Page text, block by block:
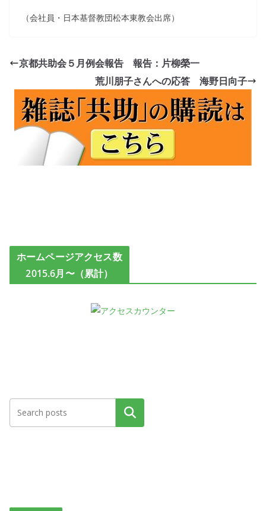
（会社員・日本基督教団松本東教会出席）
京都共助会５月例会報告 報告：片柳榮一
荒川朋子さんへの応答 海野日向子
ホームページアクセス数
2015.6月〜（累計）
検索